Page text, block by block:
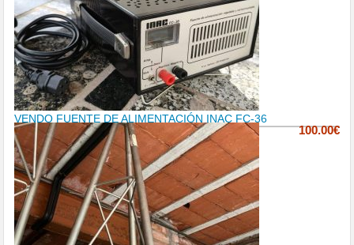
VENDO FUENTE DE ALIMENTACIÓN INAC FC-36
100.00€